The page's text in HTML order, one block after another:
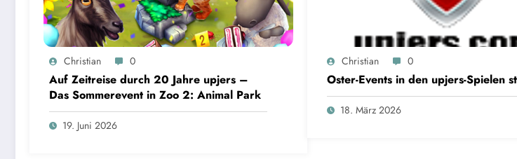
Christian 0
Auf Zeitreise durch 20 Jahre upjers –
Das Sommerevent in Zoo 2: Animal Park
19. Juni 2026
Christian 0
Oster-Events in den upjers-Spielen
18. März 2026